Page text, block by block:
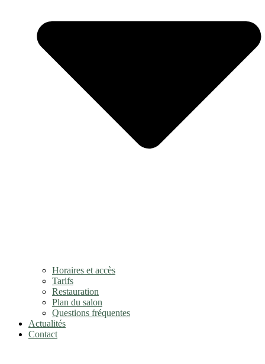
Horaires et accès
Tarifs
Restauration
Plan du salon
Questions fréquentes
Actualités
Contact